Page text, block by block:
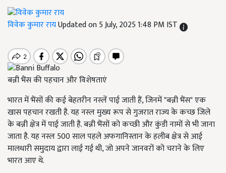
विवेक कुमार रायUpdated on 5 July, 2025 1:48 PM IST
बन्नी भैंस की पहचान और विशेषताएं
भारत में भैंसों की कई बेहतरीन नस्लें पाई जाती हैं, जिनमें "बन्नी भैंस" एक
खास पहचान रखती है. यह नस्ल मुख्य रूप से गुजरात राज्य के कच्छ जिले
के बन्नी क्षेत्र में पाई जाती है. बन्नी भैंसों को कच्छी और कुंडी नामों से भी जाना
जाता है. यह नस्ल 500 साल पहले अफगानिस्तान के हलीब क्षेत्र से आई
मालधारी समुदाय द्वारा लाई गई थी, जो अपने जानवरों को चराने के लिए
भारत आए थे.